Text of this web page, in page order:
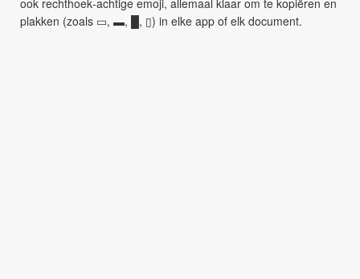
ook rechthoek‑achtige emoji, allemaal klaar om te kopiëren en
plakken (zoals ▭, ▬, █, ▯) in elke app of elk document.